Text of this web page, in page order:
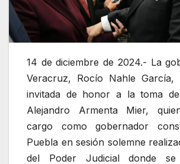
14 de diciembre de 2024.- La
Veracruz, Rocío Nahle García,
invitada de honor a la toma
Alejandro Armenta Mier,
cargo como gobernador
Puebla en sesión solemne
del Poder Judicial donde